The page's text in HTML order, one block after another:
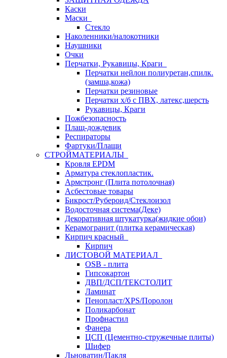
Каски
Маски
Стекло
Наколенники/налокотники
Наушники
Очки
Перчатки, Рукавицы, Краги
Перчатки нейлон полиуретан,спилк.
(замша,кожа)
Перчатки резиновые
Перчатки х/б с ПВХ, латекс,шерсть
Рукавицы, Краги
Пожбезопасность
Плащ-дождевик
Респираторы
Фартуки/Плащи
СТРОЙМАТЕРИАЛЫ
Кровля ЕРDM
Арматура стеклопластик.
Армстронг (Плита потолочная)
Асбестовые товары
Бикрост/Рубероид/Стеклоизол
Водосточная система(Деке)
Декоративная штукатурка(жидкие обои)
Керамогранит (плитка керамическая)
Кирпич красный
Кирпич
ЛИСТОВОЙ МАТЕРИАЛ
OSB - плита
Гипсокартон
ДВП/ДСП/ТЕКСТОЛИТ
Ламинат
Пенопласт/XPS/Поролон
Поликарбонат
Профнастил
Фанера
ЦСП (Цементно-стружечные плиты)
Шифер
Льноватин/Пакля